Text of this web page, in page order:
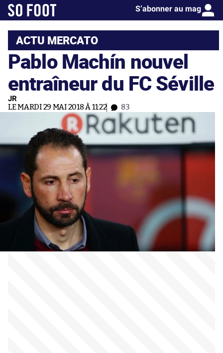
S’abonner au mag
ACTU MERCATO
Pablo Machín nouvel
entraîneur du FC Séville
JR
LE MARDI 29 MAI 2018 À 11:22 83